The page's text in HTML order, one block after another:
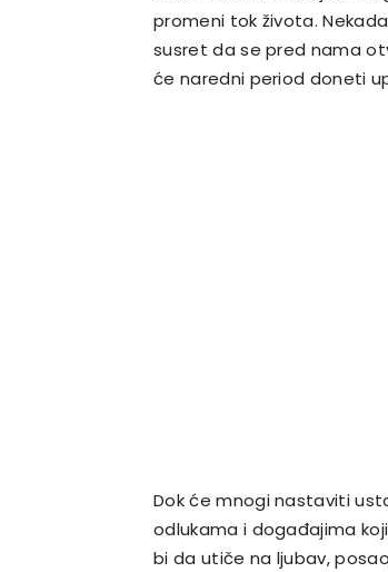
promeni tok života.
susret da se pred nama
će naredni period doneti
Dok će mnogi nastaviti
odlukama i događajima
bi da utiče na ljubav,